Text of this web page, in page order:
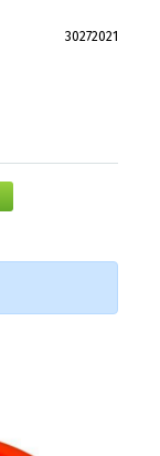
30272021